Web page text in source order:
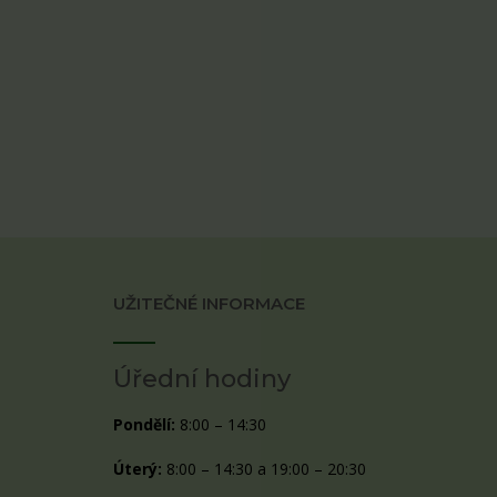
UŽITEČNÉ INFORMACE
Úřední hodiny
Pondělí: 8:00 – 14:30
Úterý: 8:00 – 14:30 a 19:00 – 20:30